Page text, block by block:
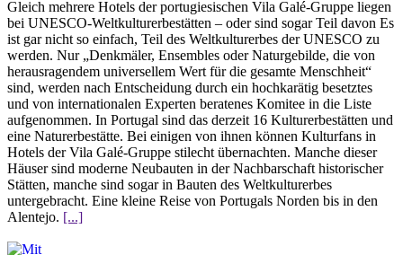
Gleich mehrere Hotels der portugiesischen Vila Galé-Gruppe liegen
bei UNESCO-Weltkulturerbestätten – oder sind sogar Teil davon Es
ist gar nicht so einfach, Teil des Weltkulturerbes der UNESCO zu
werden. Nur „Denkmäler, Ensembles oder Naturgebilde, die von
herausragendem universellem Wert für die gesamte Menschheit“
sind, werden nach Entscheidung durch ein hochkarätig besetztes
und von internationalen Experten beratenes Komitee in die Liste
aufgenommen. In Portugal sind das derzeit 16 Kulturerbestätten und
eine Naturerbestätte. Bei einigen von ihnen können Kulturfans in
Hotels der Vila Galé-Gruppe stilecht übernachten. Manche dieser
Häuser sind moderne Neubauten in der Nachbarschaft historischer
Stätten, manche sind sogar in Bauten des Weltkulturerbes
untergebracht. Eine kleine Reise von Portugals Norden bis in den
Alentejo. [...]